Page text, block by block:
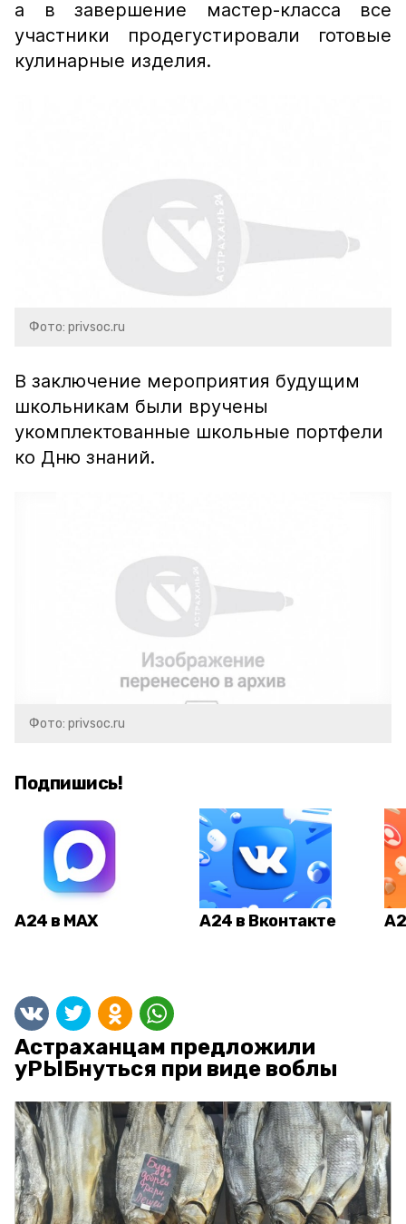
а в завершение мастер-класса все
участники продегустировали готовые
кулинарные изделия.
Фото: privsoc.ru
В заключение мероприятия будущим
школьникам были вручены
укомплектованные школьные портфели
ко Дню знаний.
Фото: privsoc.ru
Подпишись!
А24 в MAX А24 в Вконтакте
Астраханцам предложили
уРЫБнуться при виде воблы